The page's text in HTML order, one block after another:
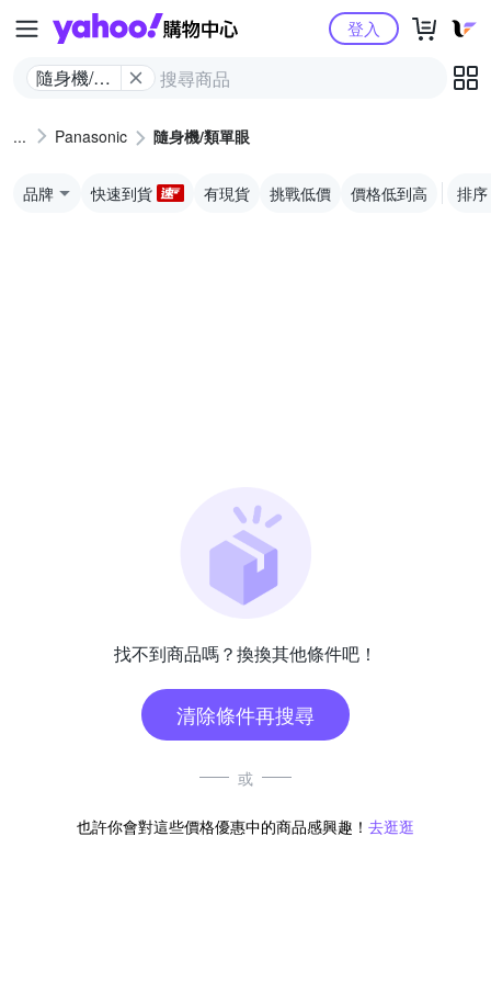
Yahoo購物中心
隨身機/類
登入
Panasonic 隨身機/類單眼
品牌 快速到貨 有現貨 挑戰低價 價格低到高 排序
找不到商品嗎？換換其他條件吧！
清除條件再搜尋
或
也許你會對這些價格優惠中的商品感興趣！ 去逛逛